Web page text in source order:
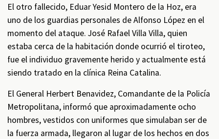
El otro fallecido, Eduar Yesid Montero de la Hoz, era
uno de los guardias personales de Alfonso López en el
momento del ataque. José Rafael Villa Villa, quien
estaba cerca de la habitación donde ocurrió el tiroteo,
fue el individuo gravemente herido y actualmente está
siendo tratado en la clínica Reina Catalina.
El General Herbert Benavidez, Comandante de la Policía
Metropolitana, informó que aproximadamente ocho
hombres, vestidos con uniformes que simulaban ser de
la fuerza armada, llegaron al lugar de los hechos en dos